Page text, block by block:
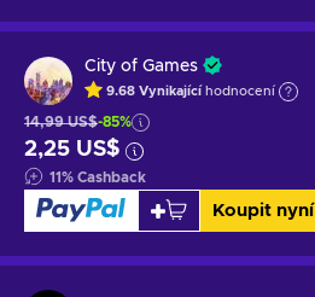
City of Games
9.68 Vynikající hodnocení
14,99 US$-85%
2,25 US$
11% Cashback
Koupit nyní